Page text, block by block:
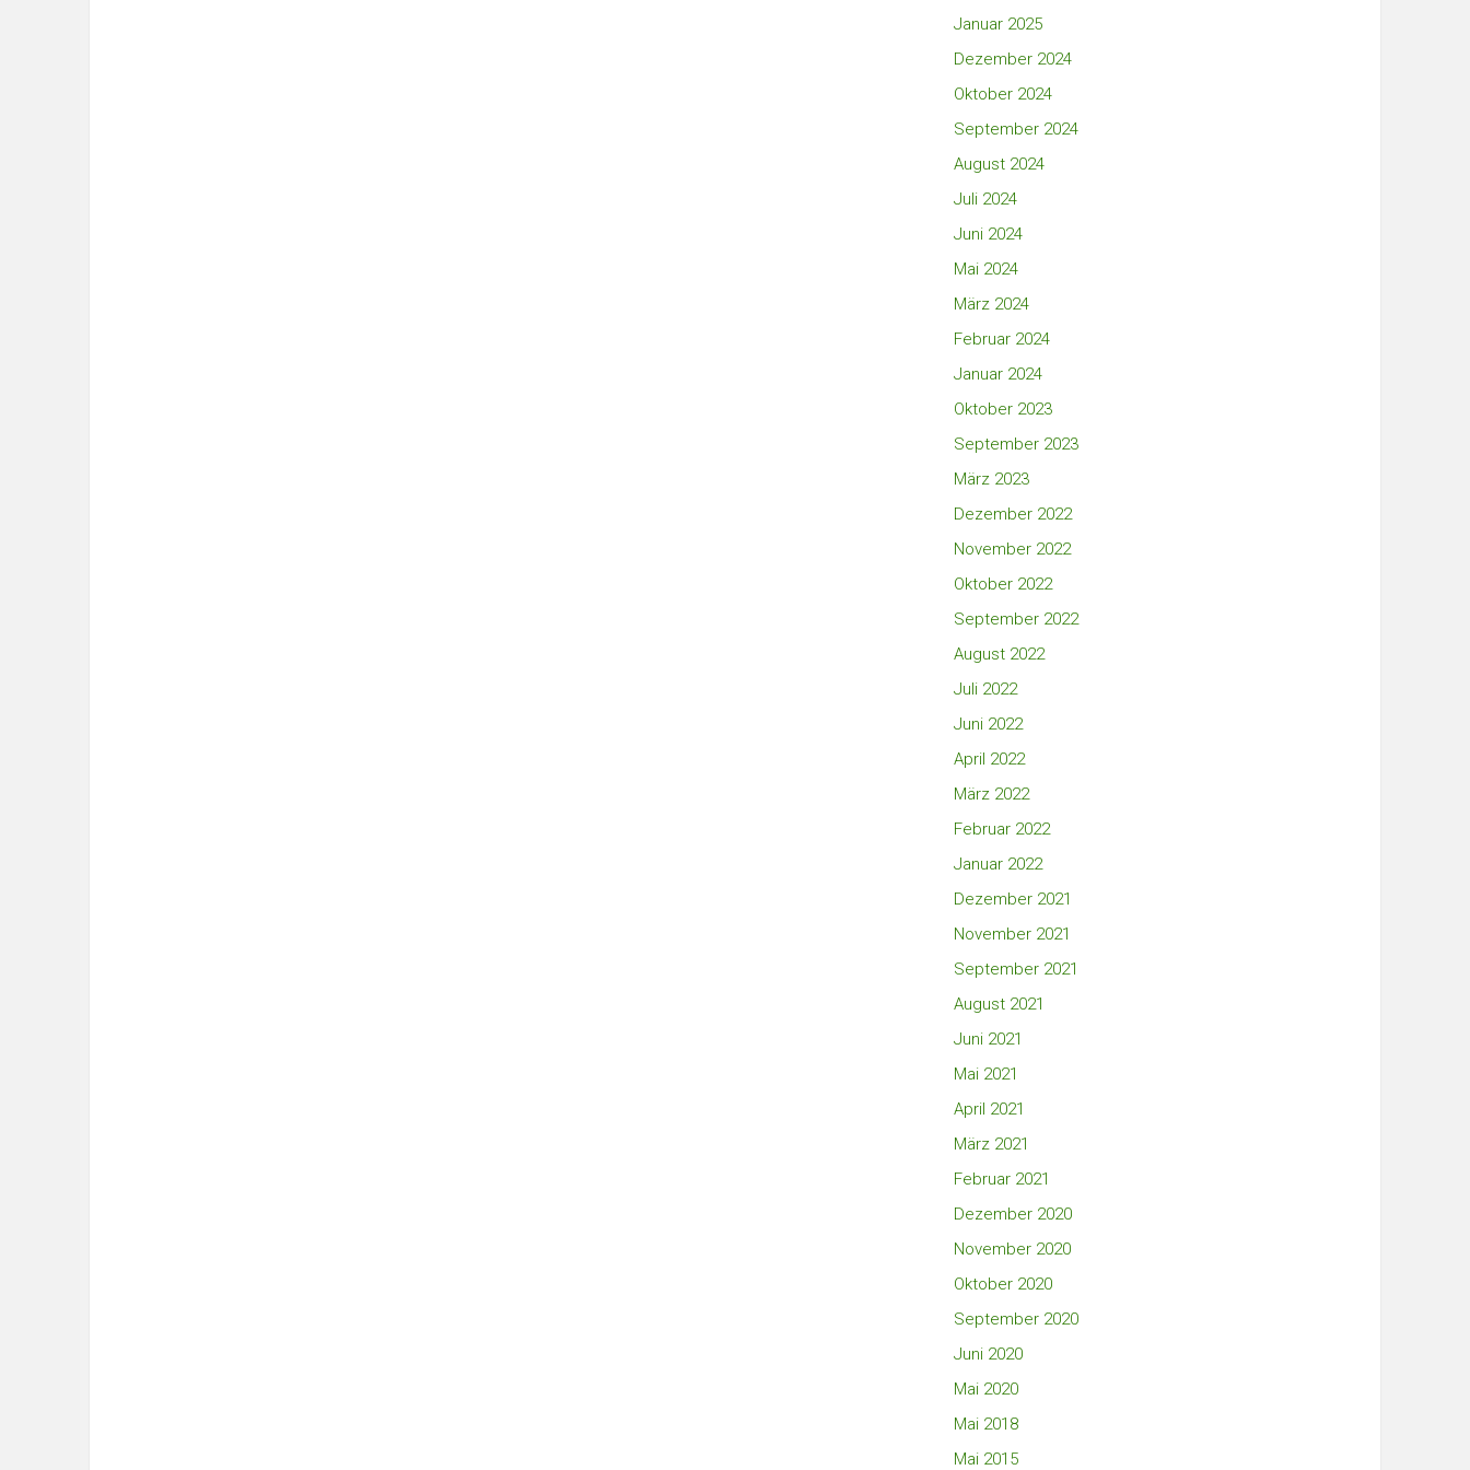
Januar 2025
Dezember 2024
Oktober 2024
September 2024
August 2024
Juli 2024
Juni 2024
Mai 2024
März 2024
Februar 2024
Januar 2024
Oktober 2023
September 2023
März 2023
Dezember 2022
November 2022
Oktober 2022
September 2022
August 2022
Juli 2022
Juni 2022
April 2022
März 2022
Februar 2022
Januar 2022
Dezember 2021
November 2021
September 2021
August 2021
Juni 2021
Mai 2021
April 2021
März 2021
Februar 2021
Dezember 2020
November 2020
Oktober 2020
September 2020
Juni 2020
Mai 2020
Mai 2018
Mai 2015